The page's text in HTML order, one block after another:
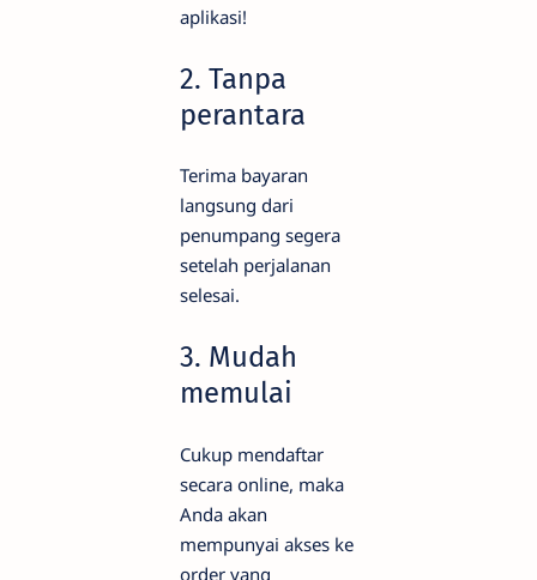
aplikasi!
2. Tanpa
perantara
Terima bayaran
langsung dari
penumpang segera
setelah perjalanan
selesai.
3. Mudah
memulai
Cukup mendaftar
secara online, maka
Anda akan
mempunyai akses ke
order yang